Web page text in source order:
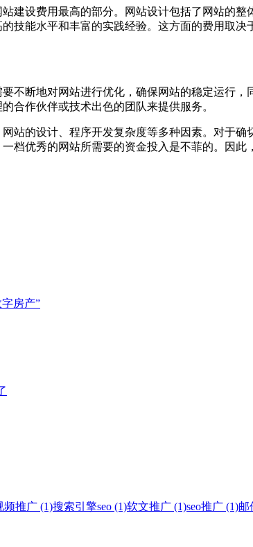
建设费用最高的部分。网站设计包括了网站的
技能水平和丰富的实践经验。这方面的费用取
不断地对网站进行优化，确保网站的稳定运行
合作伙伴或技术出色的团队来提供服务。
站的设计、程序开发复杂度等多种因素。对于
档优秀的网站所需要的资金投入是不菲的。因
房产”
频推广 (1)搜索引擎seo (1)软文推广 (1)seo推广 (1)邮